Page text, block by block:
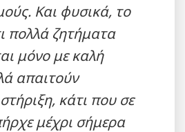
Και φυσικά, το
πολλά ζητήματα
μόνο με καλή
απαιτούν
κάτι που σε
μέχρι σήμερα